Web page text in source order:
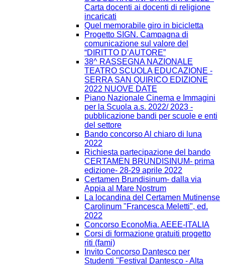
Carta docenti ai docenti di religione
incaricati
Quel memorabile giro in bicicletta
Progetto SIGN. Campagna di
comunicazione sul valore del
“DIRITTO D’AUTORE”
38^ RASSEGNA NAZIONALE
TEATRO SCUOLA EDUCAZIONE -
SERRA SAN QUIRICO EDIZIONE
2022 NUOVE DATE
Piano Nazionale Cinema e Immagini
per la Scuola a.s. 2022/ 2023 -
pubblicazione bandi per scuole e enti
del settore
Bando concorso Al chiaro di luna
2022
Richiesta partecipazione del bando
CERTAMEN BRUNDISINUM- prima
edizione- 28-29 aprile 2022
Certamen Brundisinum- dalla via
Appia al Mare Nostrum
La locandina del Certamen Mutinense
Carolinum "Francesca Meletti", ed.
2022
Concorso EconoMia. AEEE-ITALIA
Corsi di formazione gratuiti progetto
riti (fami)
Invito Concorso Dantesco per
Studenti "Festival Dantesco - Alta